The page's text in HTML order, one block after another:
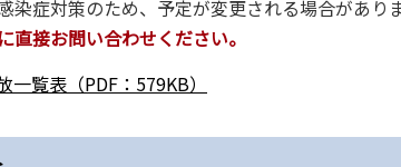
症対策のため、予定が変更される場合がありま
直接お問い合わせください。
覧表（PDF：579KB）